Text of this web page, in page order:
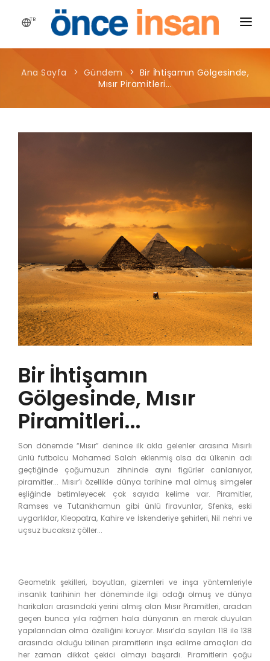
TR
HIKAYEMIZ
YAYINLARIMIZ
PROJELERIMIZ
HABERLER
İLETIŞIM
Ana Sayfa Gündem
Bir İhtişamın Gölgesinde,
Mısır Piramitleri...
Bir İhtişamın
Gölgesinde, Mısır
Piramitleri...
Son dönemde “Mısır” denince ilk akla gelenler arasına Mısırlı
ünlü futbolcu Mohamed Salah eklenmiş olsa da ülkenin adı
geçtiğinde çoğumuzun zihninde aynı figürler canlanıyor,
piramitler... Mısır’ı özellikle dünya tarihine mal olmuş simgeler
eşliğinde betimleyecek çok sayıda kelime var. Piramitler,
Ramses ve Tutankhamun gibi ünlü firavunlar, Sfenks, eski
uygarlıklar, Kleopatra, Kahire ve İskenderiye şehirleri, Nil nehri ve
uçsuz bucaksız çöller...
Geometrik şekilleri, boyutları, gizemleri ve inşa yöntemleriyle
insanlık tarihinin her döneminde ilgi odağı olmuş ve dünya
harikaları arasındaki yerini almış olan Mısır Piramitleri, aradan
geçen bunca yıla rağmen hala dünyanın en merak duyulan
yapılarından olma özelliğini koruyor. Mısır’da sayıları 118 ile 138
arasında olduğu bilinen piramitlerin inşa edilme amaçları da
her zaman dikkat çekici olmayı başardı. Piramitlerin çoğu